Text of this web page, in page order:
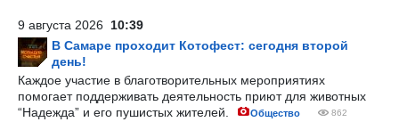
9 августа 2026 10:39
В Самаре проходит Котофест: сегодня второй
день!
Каждое участие в благотворительных мероприятиях
помогает поддерживать деятельность приют для животных
“Надежда” и его пушистых жителей.
Общество 862